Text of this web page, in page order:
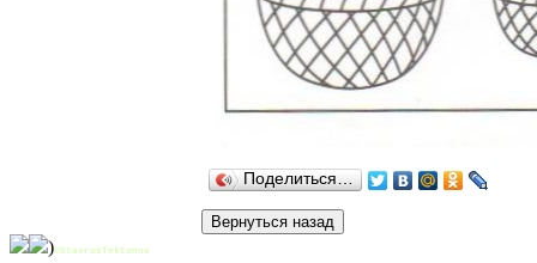
Поделиться…
)©StavrosTektonos